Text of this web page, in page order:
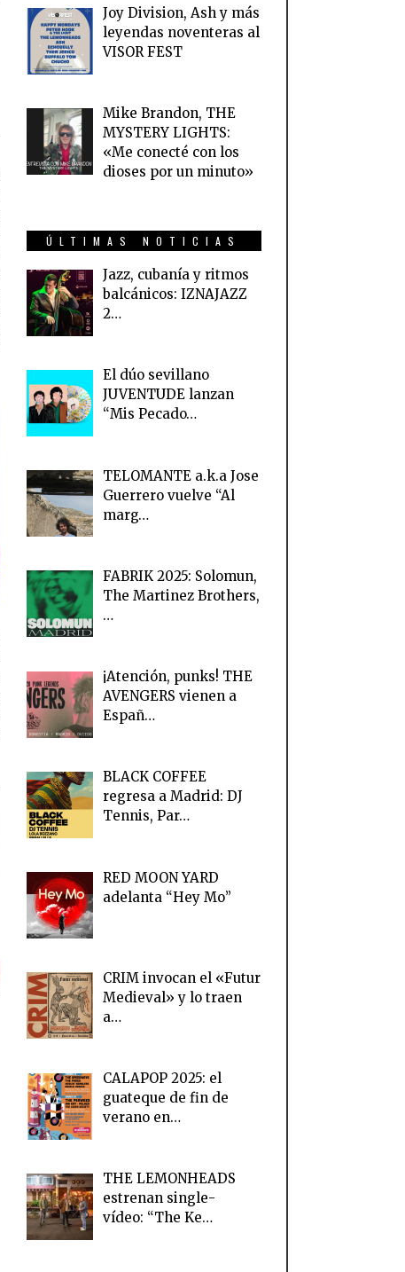
Joy Division, Ash y más
leyendas noventeras al
VISOR FEST
Mike Brandon, THE
MYSTERY LIGHTS:
«Me conecté con los
dioses por un minuto»
ÚLTIMAS NOTICIAS
Jazz, cubanía y ritmos
balcánicos: IZNAJAZZ
2…
El dúo sevillano
JUVENTUDE lanzan
“Mis Pecado…
TELOMANTE a.k.a Jose
Guerrero vuelve “Al
marg…
FABRIK 2025: Solomun,
The Martinez Brothers,
…
¡Atención, punks! THE
AVENGERS vienen a
Españ…
BLACK COFFEE
regresa a Madrid: DJ
Tennis, Par…
RED MOON YARD
adelanta “Hey Mo”
CRIM invocan el «Futur
Medieval» y lo traen
a…
CALAPOP 2025: el
guateque de fin de
verano en…
THE LEMONHEADS
estrenan single-
vídeo: “The Ke…